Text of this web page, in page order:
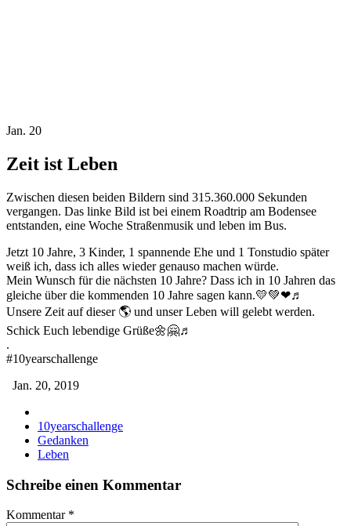
Jan. 20
Zeit ist Leben
Zwischen diesen beiden Bildern sind 315.360.000 Sekunden
vergangen. Das linke Bild ist bei einem Roadtrip am Bodensee
entstanden, eine Woche Straßenmusik und leben im Bus.
Jetzt 10 Jahre, 3 Kinder, 1 spannende Ehe und 1 Tonstudio später
weiß ich, dass ich alles wieder genauso machen würde.
Mein Wunsch für die nächsten 10 Jahre? Dass ich in 10 Jahren das
gleiche über die kommenden 10 Jahre sagen kann.💛💚❤♬
Unsere Zeit auf dieser 🌎 und unser Leben will gelebt werden.
Schick Euch lebendige Grüße🌼🤗♬
.
#10yearschallenge
Jan. 20, 2019
10yearschallenge
Gedanken
Leben
Schreibe einen Kommentar
Kommentar *